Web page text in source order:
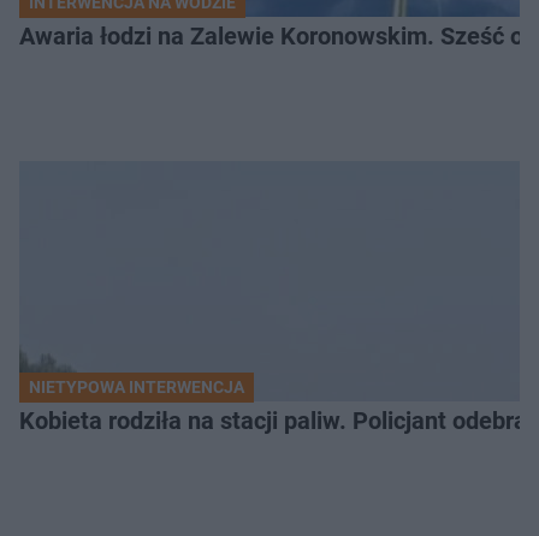
Awaria łodzi na Zalewie Koronowskim. Sześć
NIETYPOWA INTERWENCJA
Kobieta rodziła na stacji paliw. Policjant